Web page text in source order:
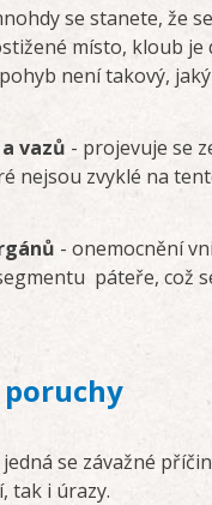
se stanete, že
místo, kloub
není takový,
vazů - projevuje se
nejsou zvyklé na
- onemocnění
páteře, což
se závažné
tak i úrazy.